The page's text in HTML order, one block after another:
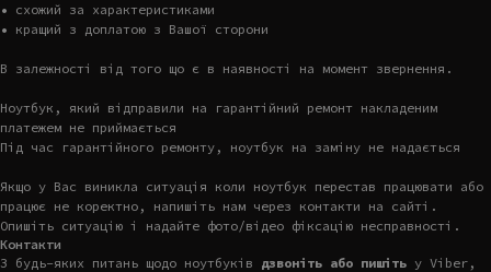
• схожий за характеристиками
• кращий з доплатою з Вашої сторони
В залежності від того що є в наявності на момент звернення.
Ноутбук, який відправили на гарантійний ремонт накладеним
платежем не приймається
Під час гарантійного ремонту, ноутбук на заміну не надається
Якщо у Вас виникла ситуація коли ноутбук перестав працювати або
працює не коректно, напишіть нам через контакти на сайті.
Опишіть ситуацію і надайте фото/відео фіксацію несправності.
Контакти
З будь-яких питань щодо ноутбуків дзвоніть або пишіть у Viber,